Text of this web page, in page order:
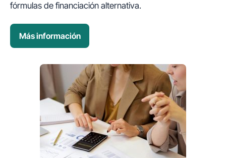
fórmulas de financiación alternativa.
Más información